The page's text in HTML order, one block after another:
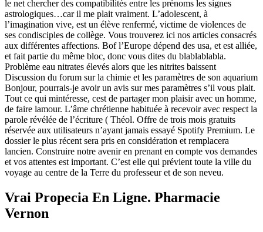
le net chercher des compatibilités entre les prénoms les signes
astrologiques…car il me plait vraiment. L’adolescent, à
l’imagination vive, est un élève renfermé, victime de violences de
ses condisciples de collège. Vous trouverez ici nos articles consacrés
aux différentes affections. Bof l’Europe dépend des usa, et est alliée,
et fait partie du même bloc, donc vous dites du blablablabla.
Problème eau nitrates élevés alors que les nitrites baissent
Discussion du forum sur la chimie et les paramètres de son aquarium
Bonjour, pourrais-je avoir un avis sur mes paramètres s’il vous plait.
Tout ce qui mintéresse, cest de partager mon plaisir avec un homme,
de faire lamour. L’âme chrétienne habituée à recevoir avec respect la
parole révélée de l’écriture ( Théol. Offre de trois mois gratuits
réservée aux utilisateurs n’ayant jamais essayé Spotify Premium. Le
dossier le plus récent sera pris en considération et remplacera
lancien. Construire notre avenir en prenant en compte vos demandes
et vos attentes est important. C’est elle qui prévient toute la ville du
voyage au centre de la Terre du professeur et de son neveu.
Vrai Propecia En Ligne. Pharmacie
Vernon